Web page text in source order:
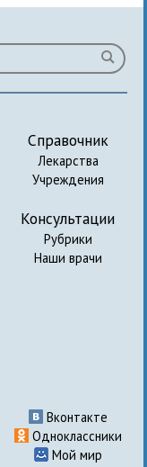
Справочник
Лекарства
Учреждения
Консультации
Рубрики
Наши врачи
Вконтакте
Одноклассники
Мой мир